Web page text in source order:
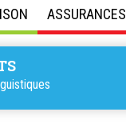
ASSURANCES